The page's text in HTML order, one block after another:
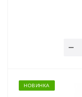
НОВИНКА